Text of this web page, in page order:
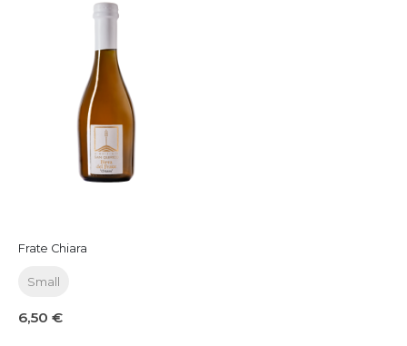
Frate Chiara
Small
6,50 €